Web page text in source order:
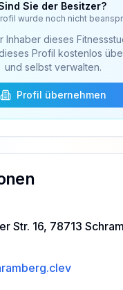
Sie der Besitzer?
wurde noch nicht
Inhaber dieses
Profil kostenlos
und selbst verwalten.
Profil übernehmen
Str. 16, 78713